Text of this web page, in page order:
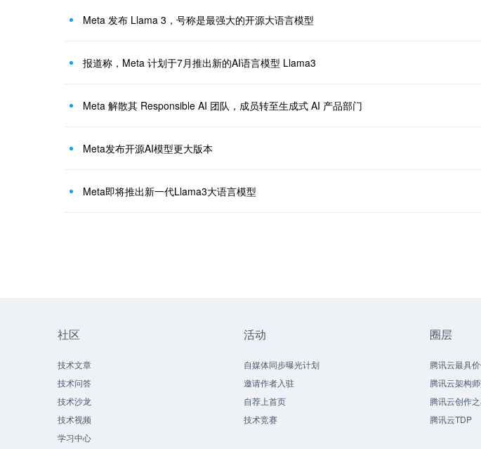
Meta 发布 Llama 3，号称是最强大的开源大语言模型
报道称，Meta 计划于7月推出新的AI语言模型 Llama3
Meta 解散其 Responsible AI 团队，成员转至生成式 AI 产品部门
Meta发布开源AI模型更大版本
Meta即将推出新一代Llama3大语言模型
社区
技术文章
技术问答
技术沙龙
技术视频
学习中心
活动
自媒体同步曝光计划
邀请作者入驻
自荐上首页
技术竞赛
圈层
腾讯云最具
腾讯云架构
腾讯云创作
腾讯云TDP